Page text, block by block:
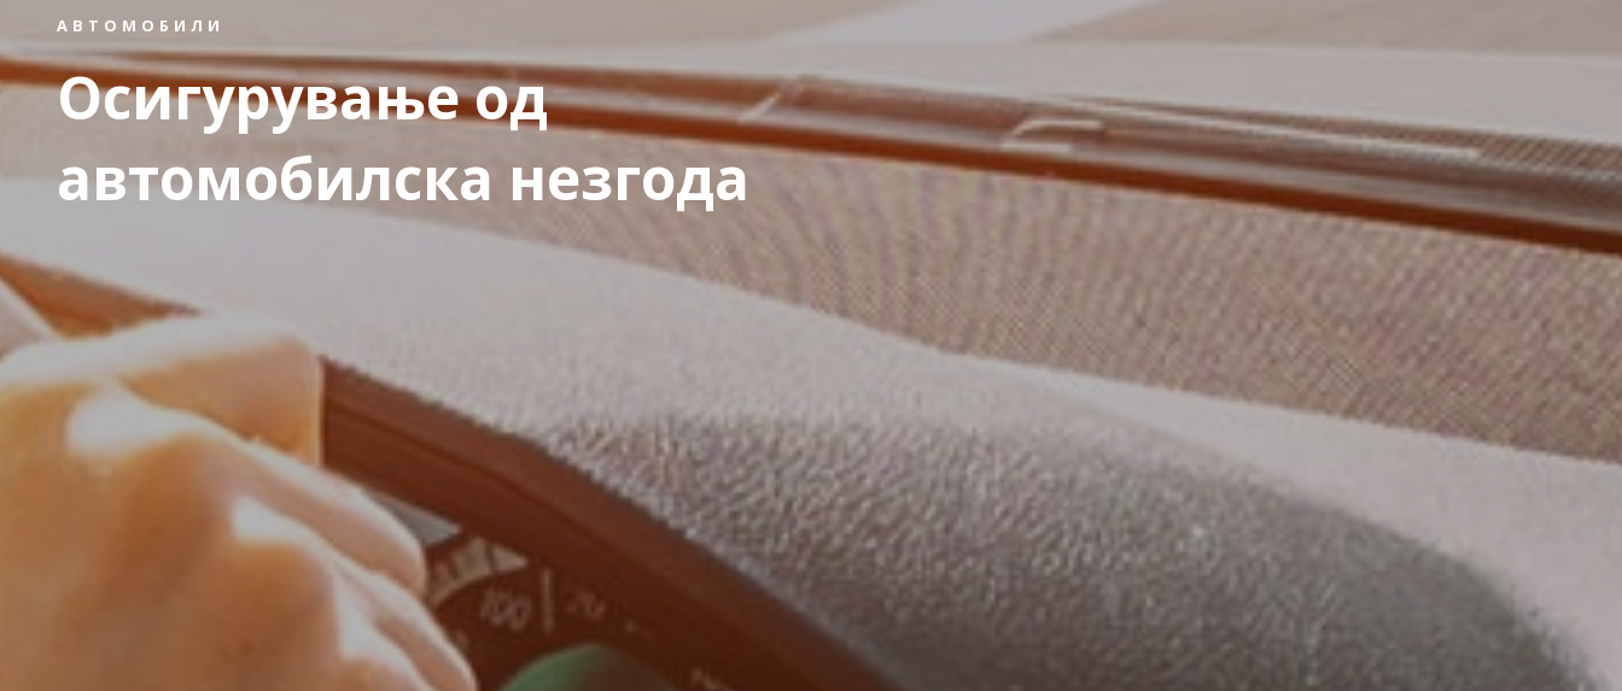
АВТОМОБИЛИ
Осигурување од
автомобилска незгода